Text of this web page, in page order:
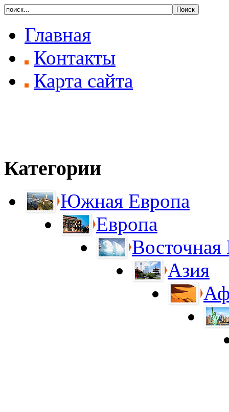
Главная
Контакты
Карта сайта
Категории
Южная Европа
Европа
Восточная
Азия